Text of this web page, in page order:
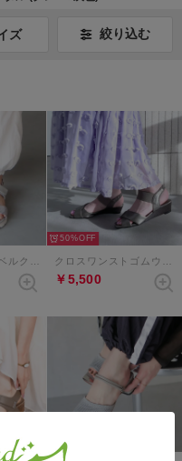
ズ 絞り込む
50%
￥5,500
20%